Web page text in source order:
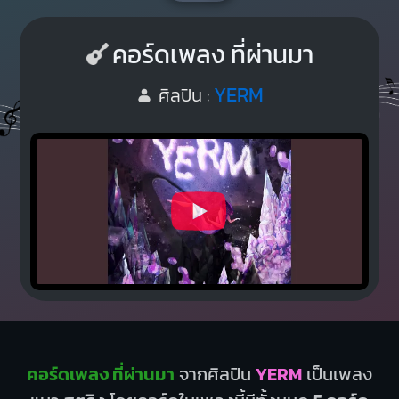
คอร์ดเพลง ที่ผ่านมา
ศิลปิน : YERM
คอร์ดเพลง ที่ผ่านมา จากศิลปิน YERM เป็นเพลง